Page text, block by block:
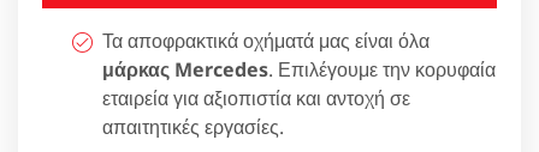
Τα αποφρακτικά οχήματά μας είναι όλα
μάρκας Mercedes. Επιλέγουμε την κορυφαία
εταιρεία για αξιοπιστία και αντοχή σε
απαιτητικές εργασίες.